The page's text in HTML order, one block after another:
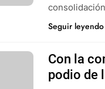
Seguir leyendo
Con la
podio de